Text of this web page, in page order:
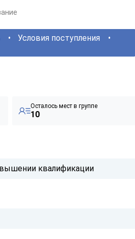
Условия поступления
Осталось мест в группе
10
квалификации